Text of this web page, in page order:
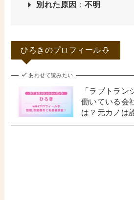
別れた原因 ： 不明
ひろきのプロフィール
あわせて読みたい
「ラブトラ
働いている会
は？元カノは